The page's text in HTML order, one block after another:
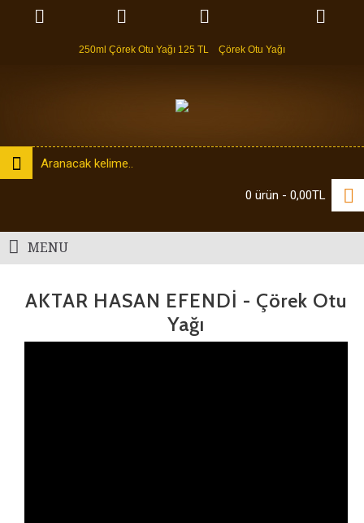
250ml Çörek Otu Yağı 125 TL Çörek Otu Yağı
0 ürün - 0,00TL
MENU
AKTAR HASAN EFENDİ - Çörek Otu
Yağı